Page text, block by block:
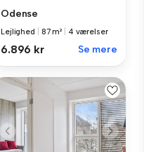
Odense
Lejlighed 87 m² 4 værelser
6.896 kr Se mere